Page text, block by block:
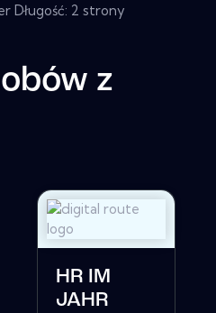
Długość: 2 strony
z
HR IM
JAHR